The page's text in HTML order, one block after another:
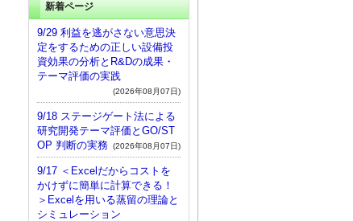
新着ページ
9/29 利益を逃がさない意思決
定をするための正しい設備投
資効果の分析とR&Dの成果・
テーマ評価の実践
(2026年08月07日)
9/18 ステージゲート法による
研究開発テーマ評価とGO/ST
OP 判断の実務 (2026年08月07日)
9/17 ＜Excelだからコストを
かけずに簡単に計算できる！
＞Excelを用いる蒸留の理論と
シミュレーション